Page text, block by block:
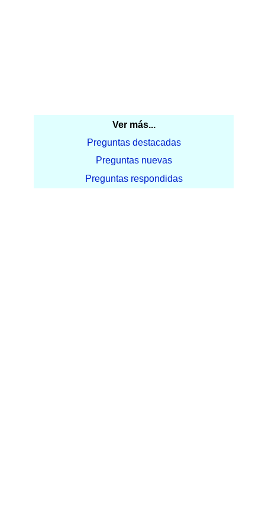
Ver más...
Preguntas destacadas
Preguntas nuevas
Preguntas respondidas